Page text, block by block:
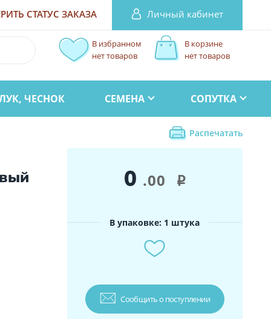
СТАТУС ЗАКАЗА Личный кабинет
В корзине
нет товаров
В избранном
нет товаров
ЧЕСНОК СЕМЕНА СОПУТКА
Распечатать
0 .00 i
В упаковке: 1 штука
Сообщить о поступлении